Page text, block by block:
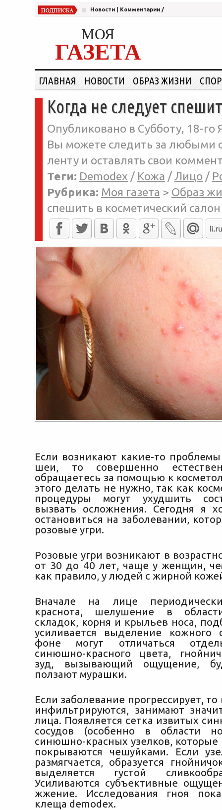
Новости Комментарии /
МОЯ
ГАЗЕТА
ГЛАВНАЯ НОВОСТИ ОБРАЗ ЖИЗНИ
Когда не следует
Опубликовано в Субботу, 18-го
Вы можете следить за любыми
ленту и оставлять свои
Теги: Demodex / Кожа / Лицо /
Рубрика: Моя газета > Образ
спешить в косметический салон
Если возникают какие-то
шеи, то совершенно
обращаетесь за помощью к
этого делать не нужно, так как
процедуры могут ухудшить
вызвать осложнения. Сегодня я
остановиться на заболевании,
розовые угри.
Розовые угри возникают в
от 30 до 40 лет, чаще у женщин,
как правило, у людей с жирной
Вначале на лице
краснота, шелушение в
складок, корня и крыльев носа,
усиливается выделение кожного
фоне могут отличаться
синюшно-красного цвета,
зуд, вызывающий ощущение,
ползают мурашки.
Если заболевание прогрессирует,
инфильтрируются, занимают
лица. Появляется сетка извитых
сосудов (особенно в области
синюшно-красных узелков,
покрываются чешуйками. Если
размягчается, образуется
выделяется густой
Усиливаются субъективные
жжение. Исследования гноя
клеща demodex.